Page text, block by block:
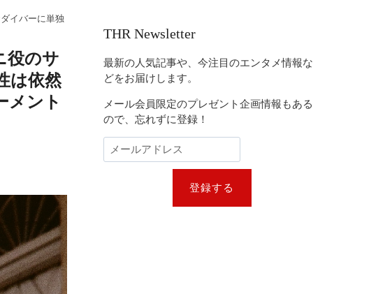
イバーに単独
役のサ
は依然
メント
THR Newsletter
最新の人気記事や、今注目のエンタメ情報な
どをお届けします。
メール会員限定のプレゼント企画情報もある
ので、忘れずに登録！
登録する